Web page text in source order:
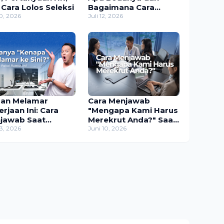
Lolos Seleksi
2026
Bagaimana Cara
Menghadapinya?
Juli 12, 2026
Melamar
Ini: Cara
Saat
(+ Contoh
2026
Cara Menjawab
"Mengapa Kami Harus
Merekrut Anda?" Saat
Interview Kerja
Juni 10, 2026